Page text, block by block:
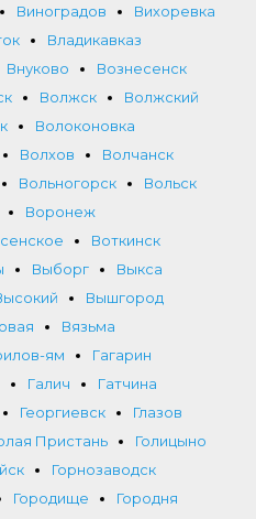
Виноградов
Вихоревка
Владикавказ
Внуково
Вознесенск
Волжск
Волжский
Волоконовка
Волхов
Волчанск
Вольногорск
Вольск
Воронеж
Воткинск
Выборг
Выкса
Вышгород
Вязьма
ям
Гагарин
Галич
Гатчина
Георгиевск
Глазов
Пристань
Голицыно
Горнозаводск
Городище
Городня